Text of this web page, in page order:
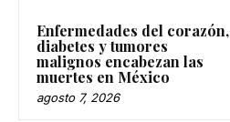
Enfermedades del corazón,
diabetes y tumores
malignos encabezan las
muertes en México
agosto 7, 2026